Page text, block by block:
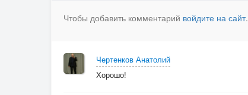
Чтобы добавить комментарий войдите на сайт.
Чертенков Анатолий
Хорошо!